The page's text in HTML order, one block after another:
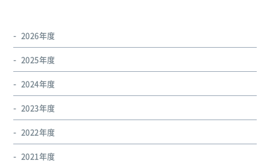
2026年度
2025年度
2024年度
2023年度
2022年度
2021年度